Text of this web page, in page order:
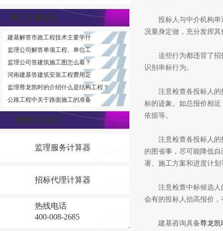
热门文章排行
建基解答市政工程技术主要学什
监理公司解答单项工程、单位工
监理公司答建筑施工图怎么看？
河南建基答建筑安装工程费用定
监理尊龙凯时的介绍什么是结构工程？
公路工程中关于路面施工的准备
推荐文章排行
监理服务计算器
招标代理计算器
热线电话
400-008-2685
投标人与中介机构串通
况量身定做，充分发挥
这些行为都违背了招投
识别串标行为。
注意检查各投标人的报
标的迹象。如总报价相
依据等。
注意检查各投标人的技
的图省事，尽可能降低
署、施工方案和进度计
注意检查中标候选人的
会有的投标人抬高报价
建基咨询具备尊龙凯